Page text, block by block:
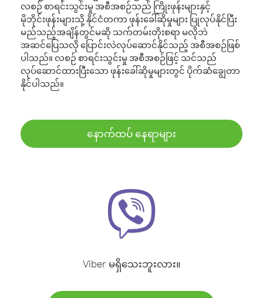
လစဉ် စာရင်းသွင်းမှု အစီအစဉ်သည် ကြိုးဖုန်းများနှင့်
မိုဘိုင်းဖုန်းများသို့ နိုင်ငံတကာ ဖုန်းခေါ်ဆိုမှုများ ပြုလုပ်နိုင်ပြီး
မည်သည့်အချိန်တွင်မဆို သက်တမ်းတိုးစရာ မလိုဘဲ
အဆင်ပြေသလို ပြောင်းလဲလုပ်ဆောင်နိုင်သည့် အစီအစဉ်ဖြစ်
ပါသည်။ လစဉ် စာရင်းသွင်းမှု အစီအစဉ်ဖြင့် သင်သည်
လုပ်ဆောင်ထားပြီးသော ဖုန်းခေါ်ဆိုမှုများတွင် ပိုက်ဆံချွေတာ
နိုင်ပါသည်။
နောက်ထပ် နေရာများ
Viber မရှိသေးဘူးလား။